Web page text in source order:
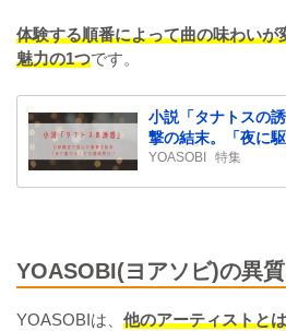
体験する順番によって曲の味わい
魅力の1つです。
小説「タナトスの
撃の結末。「夜に
YOASOBI 特集
YOASOBI(ヨアソビ)の異
YOASOBIは、 他のアーティストと